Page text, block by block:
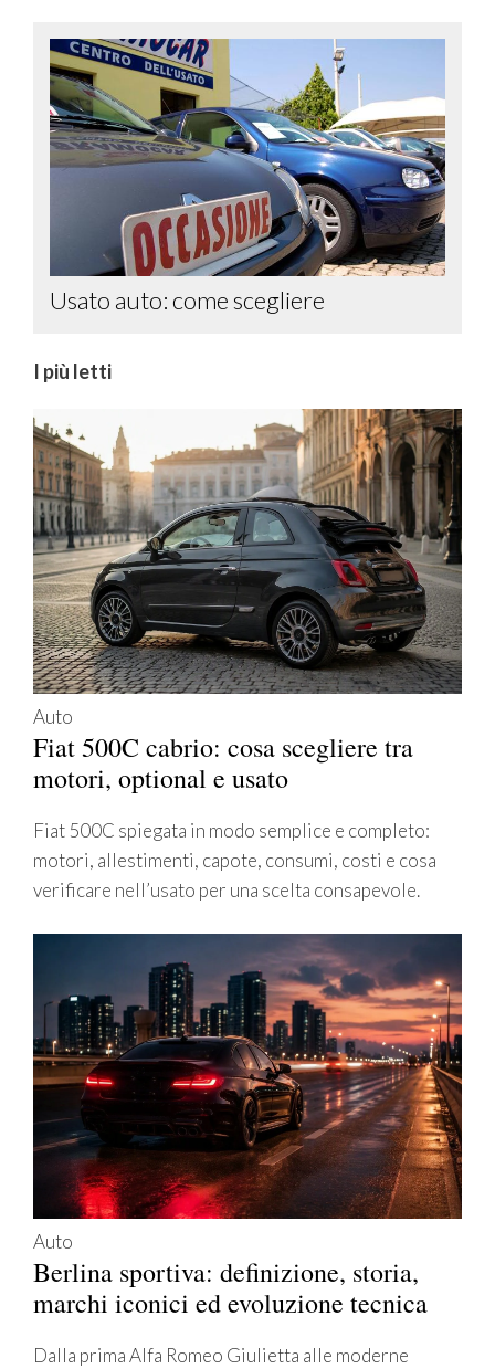
Usato auto: come scegliere
I più letti
Auto
Fiat 500C cabrio: cosa scegliere tra
motori, optional e usato
Fiat 500C spiegata in modo semplice e completo:
motori, allestimenti, capote, consumi, costi e cosa
verificare nell’usato per una scelta consapevole.
Auto
Berlina sportiva: definizione, storia,
marchi iconici ed evoluzione tecnica
Dalla prima Alfa Romeo Giulietta alle moderne